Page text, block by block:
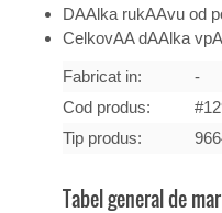
DAAlka rukAAvu od
CelkovAA dAAlka
Fabricat in:
-
Cod produs:
Tip produs:
Tabel general de